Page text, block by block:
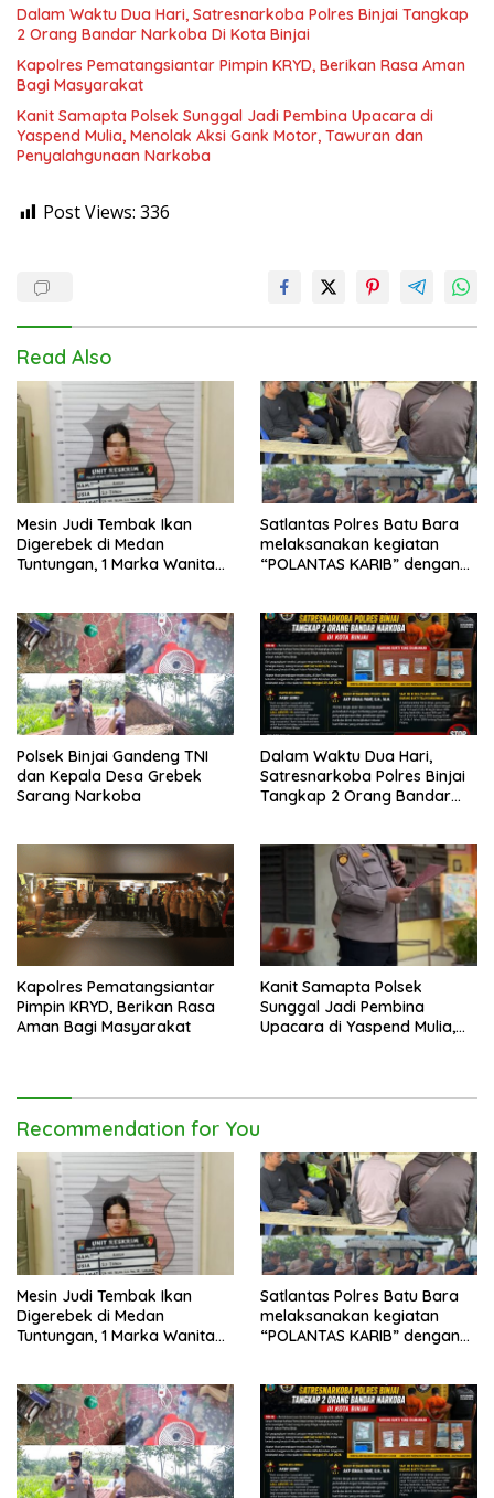
Dalam Waktu Dua Hari, Satresnarkoba Polres Binjai Tangkap
2 Orang Bandar Narkoba Di Kota Binjai
Kapolres Pematangsiantar Pimpin KRYD, Berikan Rasa Aman
Bagi Masyarakat
Kanit Samapta Polsek Sunggal Jadi Pembina Upacara di
Yaspend Mulia, Menolak Aksi Gank Motor, Tawuran dan
Penyalahgunaan Narkoba
Post Views: 336
Read Also
Mesin Judi Tembak Ikan
Digerebek di Medan
Tuntungan, 1 Marka Wanita
Satlantas Polres Batu Bara
melaksanakan kegiatan
“POLANTAS KARIB” dengan
Polsek Binjai Gandeng TNI
dan Kepala Desa Grebek
Sarang Narkoba
Dalam Waktu Dua Hari,
Satresnarkoba Polres Binjai
Tangkap 2 Orang Bandar
Kapolres Pematangsiantar
Pimpin KRYD, Berikan Rasa
Aman Bagi Masyarakat
Kanit Samapta Polsek
Sunggal Jadi Pembina
Upacara di Yaspend Mulia,
Recommendation for You
Mesin Judi Tembak Ikan
Digerebek di Medan
Tuntungan, 1 Marka Wanita
Satlantas Polres Batu Bara
melaksanakan kegiatan
“POLANTAS KARIB” dengan